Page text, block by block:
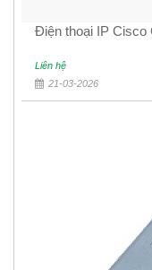
Điện thoại IP Cisco
Liên hệ
21-03-2026